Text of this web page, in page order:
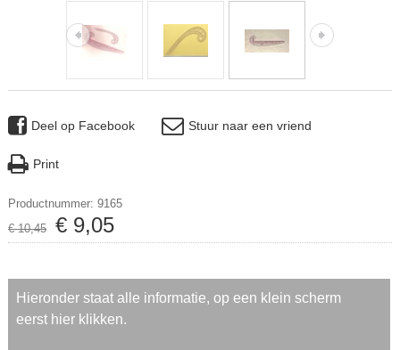
Deel op Facebook Stuur naar een vriend
Print
Productnummer: 9165
€ 10,45 € 9,05
Hieronder staat alle informatie, op een klein scherm
eerst hier klikken.